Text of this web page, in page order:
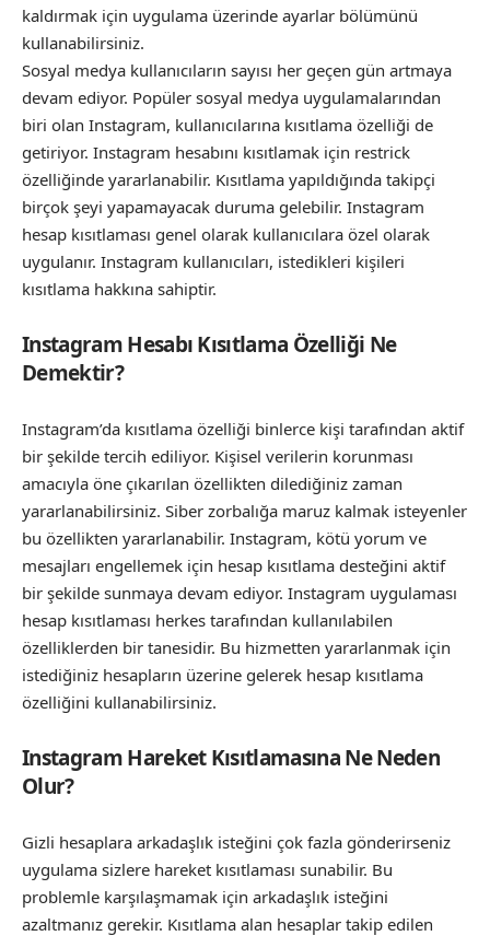
kaldırmak için uygulama üzerinde ayarlar bölümünü
kullanabilirsiniz.
Sosyal medya kullanıcıların sayısı her geçen gün artmaya
devam ediyor. Popüler sosyal medya uygulamalarından
biri olan Instagram, kullanıcılarına kısıtlama özelliği de
getiriyor. Instagram hesabını kısıtlamak için restrick
özelliğinde yararlanabilir. Kısıtlama yapıldığında takipçi
birçok şeyi yapamayacak duruma gelebilir. Instagram
hesap kısıtlaması genel olarak kullanıcılara özel olarak
uygulanır. Instagram kullanıcıları, istedikleri kişileri
kısıtlama hakkına sahiptir.
Instagram Hesabı Kısıtlama Özelliği Ne
Demektir?
Instagram’da kısıtlama özelliği binlerce kişi tarafından aktif
bir şekilde tercih ediliyor. Kişisel verilerin korunması
amacıyla öne çıkarılan özellikten dilediğiniz zaman
yararlanabilirsiniz. Siber zorbalığa maruz kalmak isteyenler
bu özellikten yararlanabilir. Instagram, kötü yorum ve
mesajları engellemek için hesap kısıtlama desteğini aktif
bir şekilde sunmaya devam ediyor. Instagram uygulaması
hesap kısıtlaması herkes tarafından kullanılabilen
özelliklerden bir tanesidir. Bu hizmetten yararlanmak için
istediğiniz hesapların üzerine gelerek hesap kısıtlama
özelliğini kullanabilirsiniz.
Instagram Hareket Kısıtlamasına Ne Neden
Olur?
Gizli hesaplara arkadaşlık isteğini çok fazla gönderirseniz
uygulama sizlere hareket kısıtlaması sunabilir. Bu
problemle karşılaşmamak için arkadaşlık isteğini
azaltmanız gerekir. Kısıtlama alan hesaplar takip edilen